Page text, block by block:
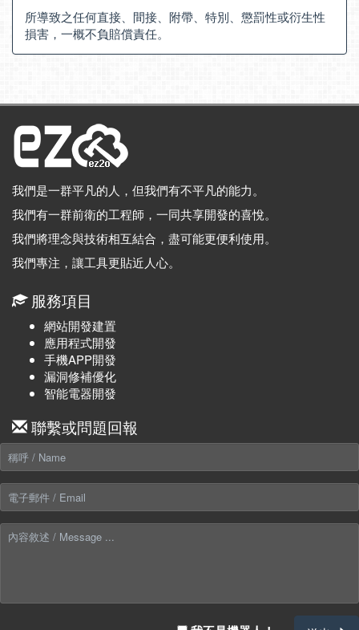
所導致之任何直接、間接、附帶、特別、懲罰性或衍生性
損害，一概不負賠償責任。
我們是一群平凡的人，但我們有不平凡的能力。
我們有一群前衛的工程師，一同共享開發的喜悅。
我們將理念與技術相互結合，盡可能更便利使用。
我們專注，讓工具更貼近人心。
服務項目
網站開發建置
應用程式開發
手機APP開發
漏洞修補優化
智能電器開發
聯繫或問題回報